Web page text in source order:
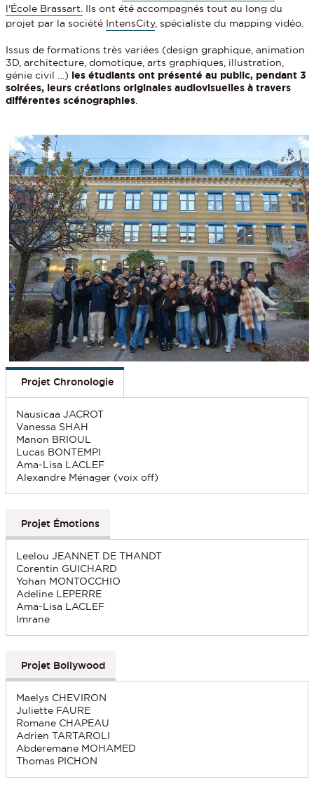
l'École Brassart. Ils ont été accompagnés tout au long du
projet par la société IntensCity, spécialiste du mapping vidéo.
Issus de formations très variées (design graphique, animation
3D, architecture, domotique, arts graphiques, illustration,
génie civil …) les étudiants ont présenté au public, pendant 3
soirées, leurs créations originales audiovisuelles à travers
différentes scénographies
Projet Chronologie
Nausicaa JACROT
Vanessa SHAH
Manon BRIOUL
Lucas BONTEMPI
Ama-Lisa LACLEF
Alexandre Ménager (voix off)
Projet Émotions
Leelou JEANNET DE THANDT
Corentin GUICHARD
Yohan MONTOCCHIO
Adeline LEPERRE
Ama-Lisa LACLEF
Imrane
Projet Bollywood
Maelys CHEVIRON
Juliette FAURE
Romane CHAPEAU
Adrien TARTAROLI
Abderemane MOHAMED
Thomas PICHON